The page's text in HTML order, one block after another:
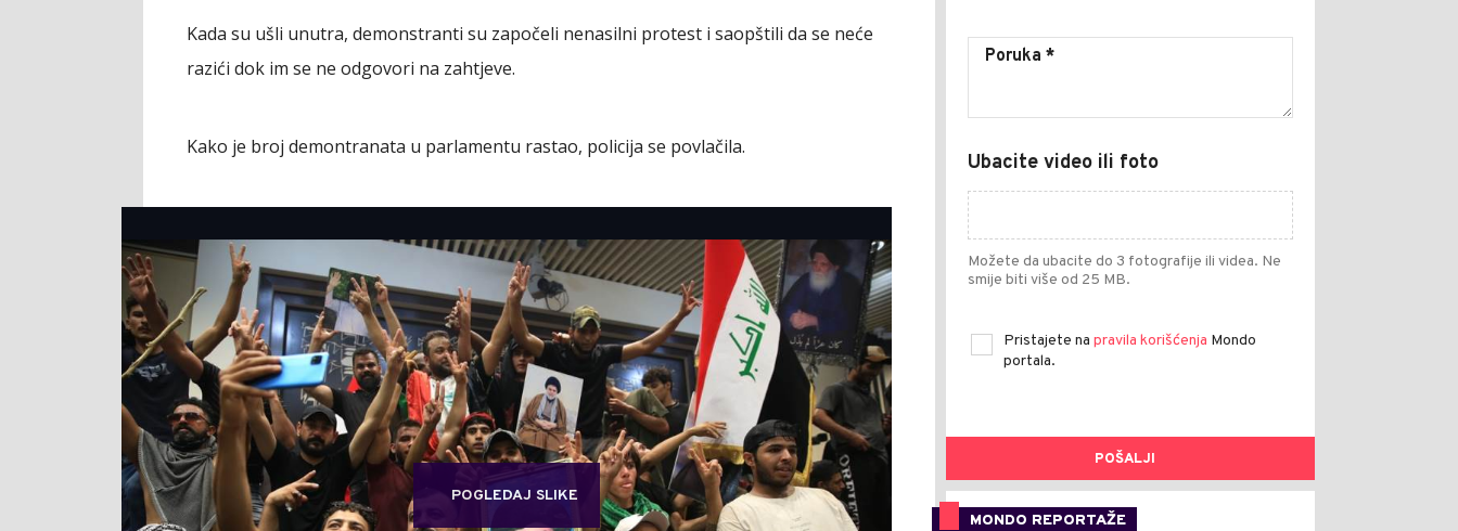
Kada su ušli unutra, demonstranti su započeli nenasilni protest i saopštili da se neće
razići dok im se ne odgovori na zahtjeve.
Kako je broj demontranata u parlamentu rastao, policija se povlačila.
POGLEDAJ SLIKE
Ubacite video ili foto
Možete da ubacite do 3 fotografije ili videa. Ne
smije biti više od 25 MB.
Pristajete na pravila korišćenja Mondo
portala.
POŠALJI
MONDO REPORTAŽE